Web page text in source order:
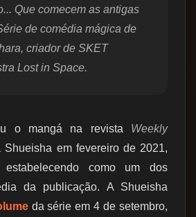
Que comecem as antigas
de comédia mágica de
criador de SKET
Lost in Space.
o mangá na revista Weekly
Shueisha em fevereiro de 2021,
estabelecendo como um dos
da publicação. A Shueisha
da série em 4 de setembro,